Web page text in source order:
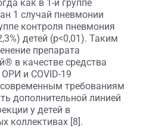
как в 1-й группе
1 случай пневмонии
контроля пневмония
детей (р<0,01). Таким
препарата
в качестве средства
и COVID-19
современным требованиям
дополнительной линией
у детей в
коллективах [8].